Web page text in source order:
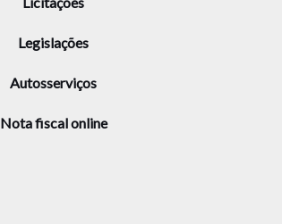
Legislações
Autosserviços
Nota fiscal online